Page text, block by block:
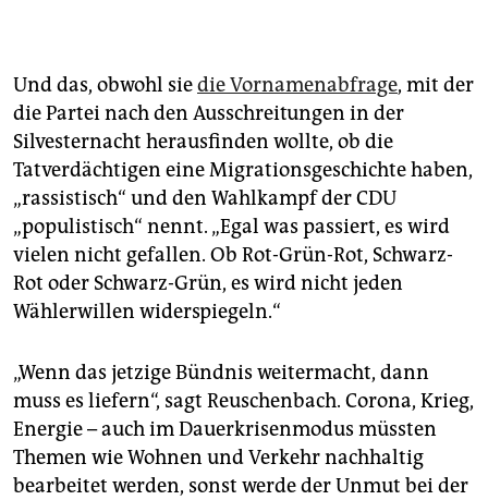
Und das, obwohl siedie Vornamenabfrage, mit der
die Partei nach den Ausschreitungen in der
Silvesternacht herausfinden wollte, ob die
Tatverdächtigen eine Migrationsgeschichte haben,
„rassistisch“ und den Wahlkampf der CDU
„populistisch“ nennt. „Egal was passiert, es wird
vielen nicht gefallen. Ob Rot-Grün-Rot, Schwarz-
Rot oder Schwarz-Grün, es wird nicht jeden
Wählerwillen widerspiegeln.“
„Wenn das jetzige Bündnis weitermacht, dann
muss es liefern“, sagt Reuschenbach. Corona, Krieg,
Energie – auch im Dauerkrisenmodus müssten
Themen wie Wohnen und Verkehr nachhaltig
bearbeitet werden, sonst werde der Unmut bei der